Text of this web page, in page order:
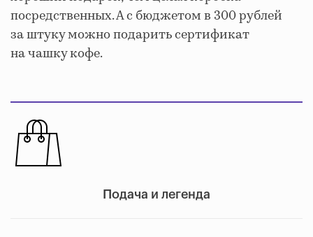
посредственных. А с бюджетом в 300 рублей
за штуку можно подарить сертификат
на чашку кофе.
Подача и легенда